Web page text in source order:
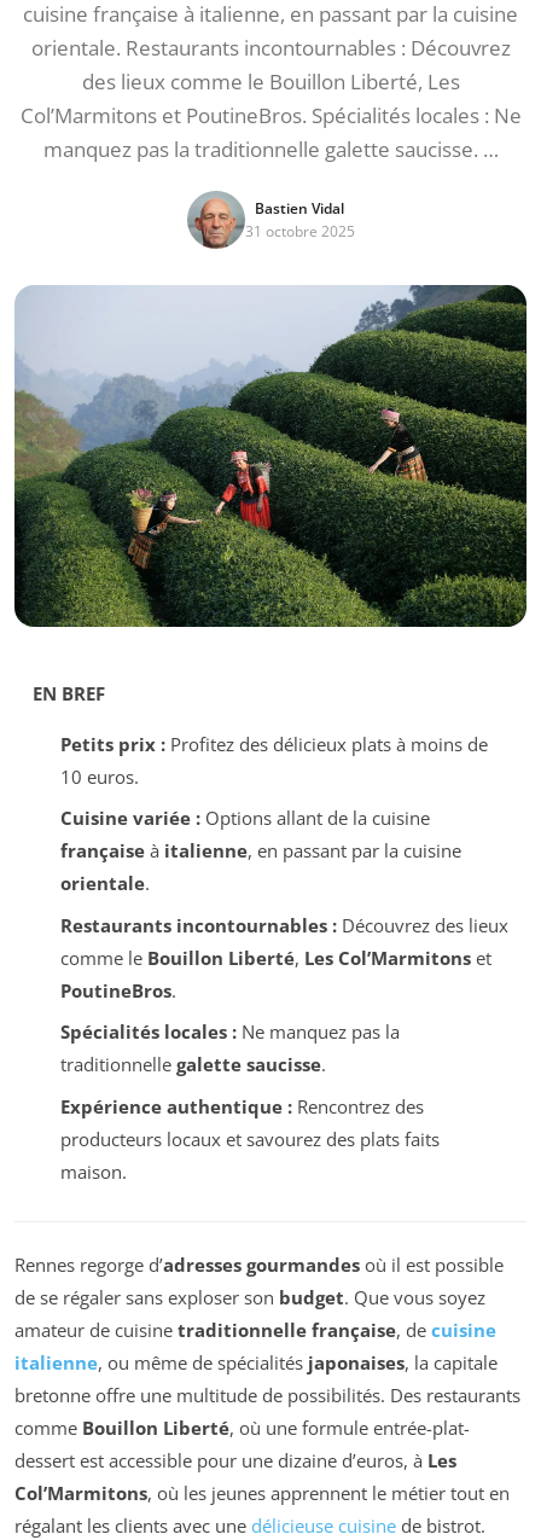
cuisine française à italienne, en passant par la cuisine
orientale. Restaurants incontournables : Découvrez
des lieux comme le Bouillon Liberté, Les
Col’Marmitons et PoutineBros. Spécialités locales : Ne
manquez pas la traditionnelle galette saucisse. …
Bastien Vidal
31 octobre 2025
EN BREF
Petits prix :Profitez des délicieux plats à moins de
10 euros.
Cuisine variée :Options allant de la cuisine
françaiseà italienne, en passant par la cuisine
orientale.
Restaurants incontournables :Découvrez des lieux
comme le Bouillon Liberté, Les Col’Marmitonset
PoutineBros.
Spécialités locales :Ne manquez pas la
traditionnelle galette saucisse.
Expérience authentique :Rencontrez des
producteurs locaux et savourez des plats faits
maison.
Rennes regorge d’adresses gourmandes où il est possible
de se régaler sans exploser son budget. Que vous soyez
amateur de cuisine traditionnelle française, de cuisine
italienne, ou même de spécialités japonaises, la capitale
bretonne offre une multitude de possibilités. Des restaurants
comme Bouillon Liberté, où une formule entrée-plat-
dessert est accessible pour une dizaine d’euros, à Les
Col’Marmitons, où les jeunes apprennent le métier tout en
régalant les clients avec une délicieuse cuisine de bistrot.